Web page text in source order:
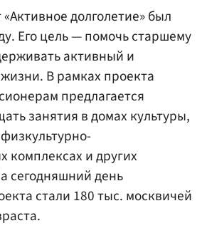
долголетие» был
Его цель — помочь старшему
активный и
В рамках проекта
предлагается
занятия в домах культуры,
комплексах и других
сегодняшний день
стали 180 тыс. москвичей